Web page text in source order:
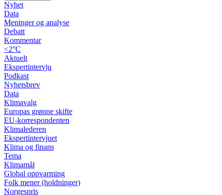
Nyhet
Data
Meninger og analyse
Debatt
Kommentar
<2°C
Aktuelt
Ekspertintervju
Podkast
Nyhetsbrev
Data
Klimavalg
Europas grønne skifte
EU-korrespondenten
Klimalederen
Ekspertintervjuet
Klima og finans
Tema
Klimamål
Global oppvarming
Folk mener (holdninger)
Norgespris